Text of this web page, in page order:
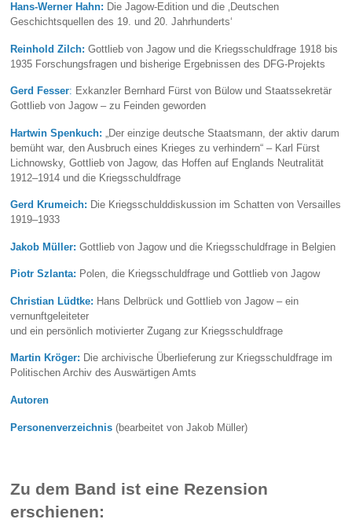
Hans-Werner Hahn: Die Jagow-Edition und die ‚Deutschen
Geschichtsquellen des 19. und 20. Jahrhunderts‘
Reinhold Zilch: Gottlieb von Jagow und die Kriegsschuldfrage 1918 bis
1935 Forschungsfragen und bisherige Ergebnissen des DFG-Projekts
Gerd Fesser: Exkanzler Bernhard Fürst von Bülow und Staatssekretär
Gottlieb von Jagow – zu Feinden geworden
Hartwin Spenkuch: „Der einzige deutsche Staatsmann, der aktiv darum
bemüht war, den Ausbruch eines Krieges zu verhindern“ – Karl Fürst
Lichnowsky, Gottlieb von Jagow, das Hoffen auf Englands Neutralität
1912–1914 und die Kriegsschuldfrage
Gerd Krumeich: Die Kriegsschulddiskussion im Schatten von Versailles
1919–1933
Jakob Müller: Gottlieb von Jagow und die Kriegsschuldfrage in Belgien
Piotr Szlanta: Polen, die Kriegsschuldfrage und Gottlieb von Jagow
Christian Lüdtke: Hans Delbrück und Gottlieb von Jagow – ein
vernunftgeleiteter
und ein persönlich motivierter Zugang zur Kriegsschuldfrage
Martin Kröger: Die archivische Überlieferung zur Kriegsschuldfrage im
Politischen Archiv des Auswärtigen Amts
Autoren
Personenverzeichnis (bearbeitet von Jakob Müller)
Zu dem Band ist eine Rezension
erschienen: